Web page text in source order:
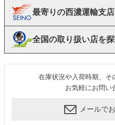
最寄りの西濃運輸支
全国の取り扱い店を
在庫状況や入荷時期、そ
お気軽にお問い
メールで